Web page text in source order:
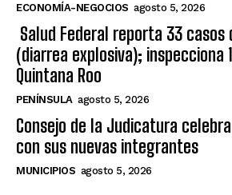
ECONOMÍA-NEGOCIOS agosto 5, 2026
Salud Federal reporta 33
(diarrea explosiva); inspecciona
Quintana Roo
PENÍNSULA agosto 5, 2026
Consejo de la Judicatura
con sus nuevas integrantes
MUNICIPIOS agosto 5, 2026